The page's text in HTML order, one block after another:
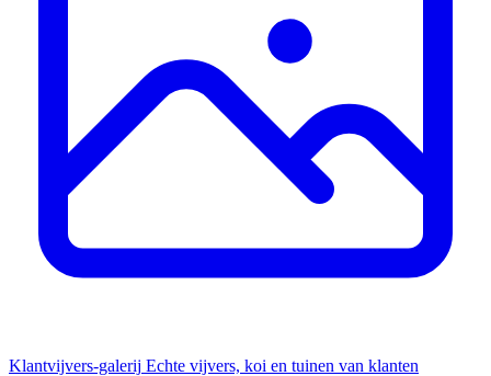
Klantvijvers-galerij Echte vijvers, koi en tuinen van klanten